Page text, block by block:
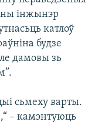
інжынэр
катлоў
будзе
дамовы зь
сьмеху варты.
– камэнтуюць